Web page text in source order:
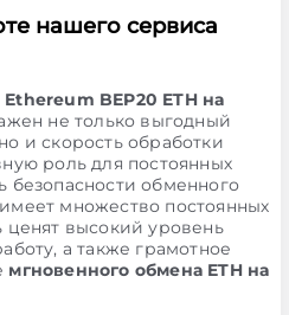
нашего сервиса
Ethereum BEP20 ETH на
не только выгодный
и скорость обработки
роль для постоянных
безопасности обменного
множество постоянных
ценят высокий уровень
а также грамотное
мгновенного обмена ETH на